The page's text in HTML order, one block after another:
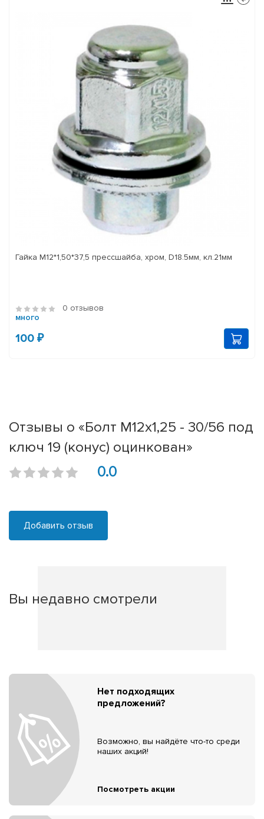
Гайка М12*1,50*37,5 прессшайба, хром, D18.5мм, кл.21мм
0 отзывов
много
100 ₽
Отзывы о «Болт М12х1,25 - 30/56 под
ключ 19 (конус) оцинкован»
0.0
Добавить отзыв
Вы недавно смотрели
Нет подходящих
предложений?
Возможно, вы найдёте что-то среди
наших акций!
Посмотреть акции